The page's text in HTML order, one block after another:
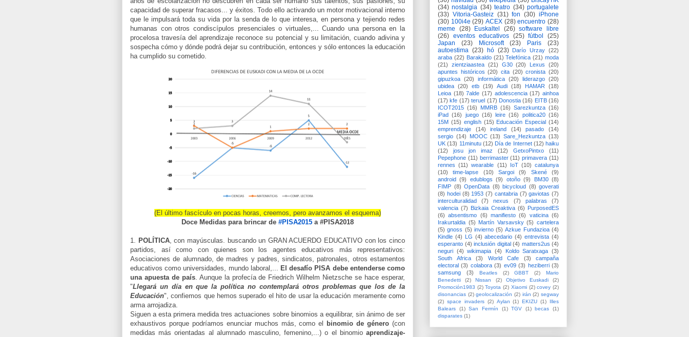
capacidad de superar fracasos... y éxitos. Todo ello activando un motor motivacional interno
que le impulsará toda su vida por la senda de lo que interesa, en persona y tejiendo redes
humanas con otros condiscípulos presenciales o virtuales,... Cuando una persona en la
procelosa travesía del aprendizaje reconoce su potencial y su limitación, cuando adivina y
sospecha cómo y dónde podrá dejar su contribución, entonces y sólo entonces la educación
ha cumplido su cometido.
(El último fascículo en pocas horas, creemos, pero avanzamos el esquema)
Doce Medidas para brincar de #PISA2015 a #PISA2018
1. POLÍTICA, con mayúsculas. buscando un GRAN ACUERDO EDUCATIVO con los cinco
partidos, así como con quienes son los agentes educativos más representativos:
Asociaciones de alumnado, de madres y padres, sindicatos, patronales, otros estamentos
educativos como universidades, mundo laboral,...
El desafío PISA debe entenderse como
una apuesta de país. Aunque la profecía de Friedrich Wilhelm Nietzsche se hace esperar,
"Llegará un día en que la política no contemplará otros problemas que los de la
Educación", confiemos que hemos superado el hito de usar la educación meramente como
arma arrojadiza.
Siguen a esta primera medida tres actuaciones sobre binomios a equilibrar, sin ánimo de ser
exhaustivos porque podríamos enunciar muchos más, como el
binomio de género (con
medidas más orientadas al alumnado masculino, femenino,...) o el binomio aprendizaje-
(34) nostalgia (34) teatro (34) portugalete
(33) Vitoria-Gasteiz (31) fon (30) iPhone
(30) 100i4e (29) ACEX (28) encuentro (28)
meme
(28) Euskaltel (26) software libre
(26) eventos educativos (25) fútbol
(25)
Japan
(23) Microsoft (23) Paris
(23)
autoestima (23) hó (23) Darío Urzay (22)
araba (22) Barakaldo (21) Telefónica (21) moda
(21)
zientziaastea (21) G30 (20) Lexus
(20)
apuntes históricos (20) cita (20) cronista (20)
gipuzkoa (20) informática (20) liderazgo (20)
ubidea (20) etb (19) Audi (18) HAMAR
(18)
Leioa (18) 7alde (17) adolescencia (17) ainhoa
(17) kfe (17) teruel (17) Donostia (16) EITB (16)
ICOT2015 (16) MMRB (16) Sarezkuntza (16)
iPad (16) juego (16) leire (16) politica20 (16)
15M (15) english (15) Educación Especial (14)
emprendizaje
(14) ireland (14) pasado
(14)
sergio (14) MOOC (13) Sare_Hezkuntza (13)
UK (13) 11minutu (12) Día de Internet (12) haiku
(12)
josu jon imaz (12) GetxoPintxo
(11)
Pepephone (11) berrimaster (11) primavera (11)
rennes (11) wearable (11) IoT (10) catalunya
(10)
time-lapse (10) Sargoi (9) Skené
(9)
android (9) edublogs (9) otoño (9) BM30 (8)
FIMP (8) OpenData (8) bicycloud (8) goverati
(8) hodei (8) 1953 (7) cantabria (7) gaviotas (7)
interculturalidad
(7) nexus (7) palabras
(7)
valencia (7) Bizkaia Creaktiva (6) PurposedES
(6)
absentismo (6) manifiesto (6) vaticina (6)
Irakurtaldia (5) Martín Varsavsky (5) cartelera
(5) gnoss (5) invierno (5) Azkue Fundazioa (4)
Kindle (4) LG (4) abecedario (4) entrevista (4)
esperanto (4) inclusión digital (4) matters2us (4)
neguri (4) wikimapia (4) Koldo Saratxaga (3)
South Africa
(3) World Cafe (3)
campaña
electoral (3) colabora (3) ev09 (3) heziberri (3)
samsung
(3) Beatles (2) GBBT (2)
Mario
Benedetti
(2) Nissan (2) Objetivo Euskadi
(2)
Promoción1983 (2) Toyota (2) Xiaomi (2) covey (2)
disonancias (2) geolocalización (2) irán (2) segway
(2) space invaders (2) Aylan (1) EKIZU (1)
Illes
Balears
(1) San Fermín (1) TGV (1) becas
(1)
disparates (1)